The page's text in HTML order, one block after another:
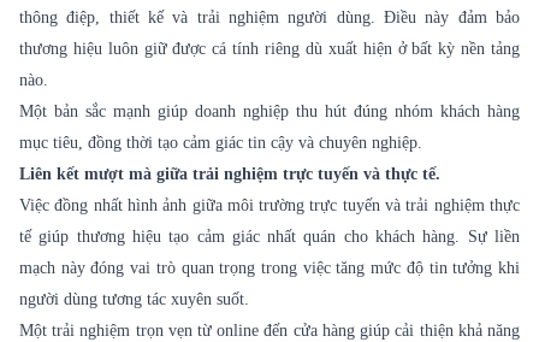
thông điệp, thiết kế và trải nghiệm người dùng. Điều này đảm bảo
thương hiệu luôn giữ được cá tính riêng dù xuất hiện ở bất kỳ nền tảng
nào.
Một bản sắc mạnh giúp doanh nghiệp thu hút đúng nhóm khách hàng
mục tiêu, đồng thời tạo cảm giác tin cậy và chuyên nghiệp.
Liên kết mượt mà giữa trải nghiệm trực tuyến và thực tế.
Việc đồng nhất hình ảnh giữa môi trường trực tuyến và trải nghiệm thực
tế giúp thương hiệu tạo cảm giác nhất quán cho khách hàng. Sự liền
mạch này đóng vai trò quan trọng trong việc tăng mức độ tin tưởng khi
người dùng tương tác xuyên suốt.
Một trải nghiệm trọn vẹn từ online đến cửa hàng giúp cải thiện khả năng